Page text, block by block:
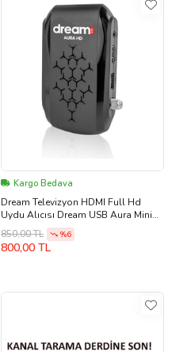
Kargo Bedava
Dream Televizyon HDMI Full Hd
Uydu Alıcısı Dream USB Aura Mini
Hd
850,00 TL %6
800,00 TL